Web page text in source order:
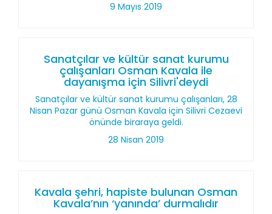
9 Mayıs 2019
Sanatçılar ve kültür sanat kurumu
çalışanları Osman Kavala ile
dayanışma için Silivri'deydi
Sanatçılar ve kültür sanat kurumu çalışanları, 28
Nisan Pazar günü Osman Kavala için Silivri Cezaevi
önünde biraraya geldi.
28 Nisan 2019
Kavala şehri, hapiste bulunan Osman
Kavala’nın ‘yanında’ durmalıdır